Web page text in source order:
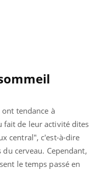
tendance à
fait de leur activité dites
central", c'est-à-dire
cerveau. Cependant,
le temps passé en